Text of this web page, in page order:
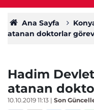
1 ölü, 8 yaralı var
Ana Sayfa
atanan doktorlar
Hadim
atanan
10.10.2019 11:13 | Son